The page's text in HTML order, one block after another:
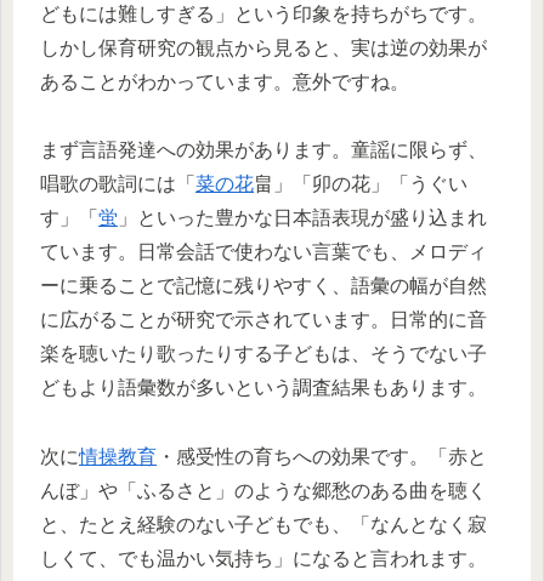
どもには難しすぎる」という印象を持ちがちです。
しかし保育研究の観点から見ると、実は逆の効果が
あることがわかっています。意外ですね。
まず言語発達への効果があります。童謡に限らず、
唱歌の歌詞には「 菜の花畠」「卯の花」「うぐい
す」「 蛍 」といった豊かな日本語表現が盛り込まれ
ています。日常会話で使わない言葉でも、メロディ
ーに乗ることで記憶に残りやすく、語彙の幅が自然
に広がることが研究で示されています。日常的に音
楽を聴いたり歌ったりする子どもは、そうでない子
どもより語彙数が多いという調査結果もあります。
次に情操教育 ・感受性の育ちへの効果です。「赤と
んぼ」や「ふるさと」のような郷愁のある曲を聴く
と、たとえ経験のない子どもでも、「なんとなく寂
しくて、でも温かい気持ち」になると言われます。